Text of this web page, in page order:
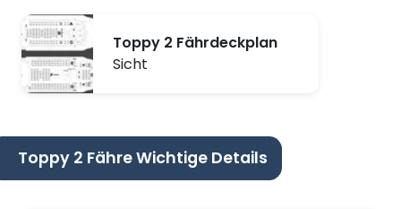
Toppy 2 Fährdeckplan
Sicht
Toppy 2 Fähre Wichtige Details